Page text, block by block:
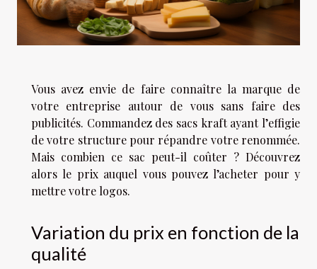
Vous avez envie de faire connaître la marque de
votre entreprise autour de vous sans faire des
publicités. Commandez des sacs kraft ayant l’effigie
de votre structure pour répandre votre renommée.
Mais combien ce sac peut-il coûter ? Découvrez
alors le prix auquel vous pouvez l’acheter pour y
mettre votre logos.
Variation du prix en fonction de la
qualité